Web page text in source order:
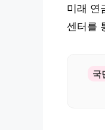
미래 연
센터를
국